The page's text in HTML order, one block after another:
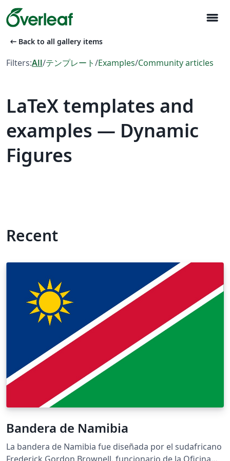
menu
arrow_left_alt Back to all gallery items
Filters:All/テンプレート/Examples/Community articles
LaTeX templates and
examples — Dynamic
Figures
Recent
Bandera de Namibia
La bandera de Namibia fue diseñada por el sudafricano